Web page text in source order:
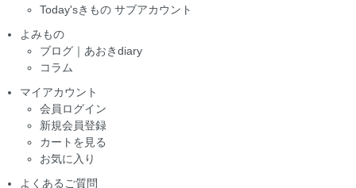
Today'sきもの サブアカウント
よみもの
ブログ｜あおきdiary
コラム
マイアカウント
会員ログイン
新規会員登録
カートを見る
お気に入り
よくあるご質問